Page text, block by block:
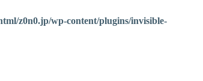
z0n0.jp/wp-content/plugins/invisible-